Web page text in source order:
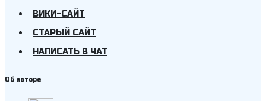
ВИКИ-САЙТ
СТАРЫЙ САЙТ
НАПИСАТЬ В ЧАТ
Об авторе